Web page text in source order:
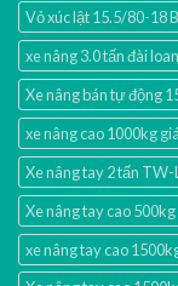
Vỏ xúc lật 15.5/80-18
xe nâng 3.0 tấn đài loan
Xe nâng bán tự động
xe nâng cao 1000kg
Xe nâng tay 2 tấn TW-
Xe nâng tay cao
xe nâng tay cao